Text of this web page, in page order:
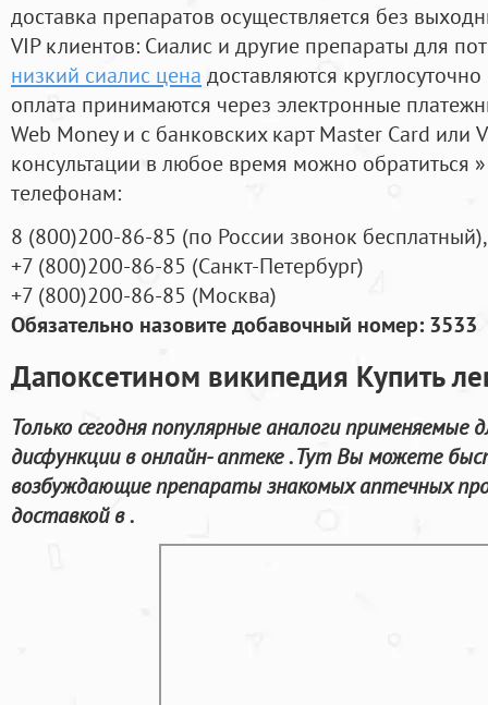
доставка препаратов осуществляется без
VIP клиентов: Сиалис и другие препараты для
низкий сиалис цена доставляются круглосуточно
оплата принимаются через электронные
Web Money и с банковских карт Master Card или
консультации в любое время можно обратиться
телефонам:
8 (800)200-86-85 (по России звонок бесплатный),
+7 (800)200-86-85 (Санкт-Петербург)
+7 (800)200-86-85 (Москва)
Обязательно назовите добавочный номер: 3533
Дапоксетином википедия Купить
Только сегодня популярные аналоги применяемые
дисфункции в онлайн- аптеке . Тут Вы можете
возбуждающие препараты знакомых аптечных
доставкой в .